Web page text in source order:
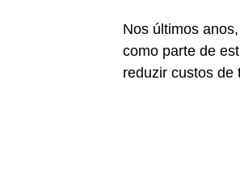
Nos últimos
como parte de
reduzir custos de